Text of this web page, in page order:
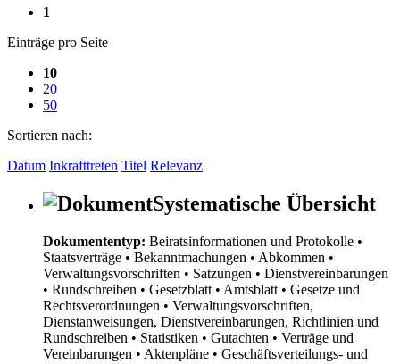
1
Einträge pro Seite
10
20
50
Sortieren nach:
Datum Inkrafttreten Titel Relevanz
Systematische Übersicht
Dokumententyp: Beiratsinformationen und Protokolle •
Staatsverträge • Bekanntmachungen • Abkommen •
Verwaltungsvorschriften • Satzungen • Dienstvereinbarungen
• Rundschreiben • Gesetzblatt • Amtsblatt • Gesetze und
Rechtsverordnungen • Verwaltungsvorschriften,
Dienstanweisungen, Dienstvereinbarungen, Richtlinien und
Rundschreiben • Statistiken • Gutachten • Verträge und
Vereinbarungen • Aktenpläne • Geschäftsverteilungs- und